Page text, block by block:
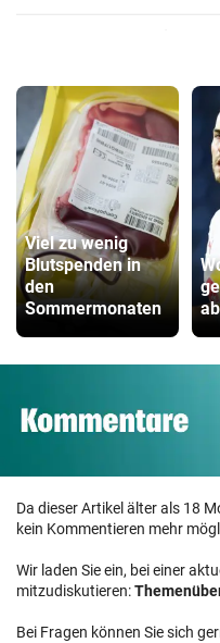
Viel zu wenig
Blutspenden in
den
Sommermonaten
Da dieser Artikel älter als 18
kein Kommentieren mehr
Wir laden Sie ein, bei einer
mitzudiskutieren:
Bei Fragen können Sie sich